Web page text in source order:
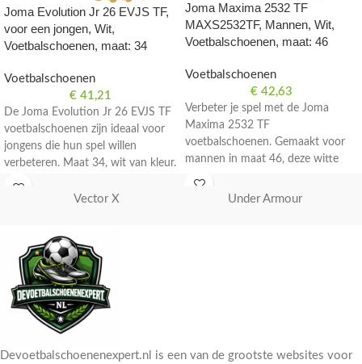
Joma Evolution Jr 26 EVJS TF,
voor een jongen, Wit,
Voetbalschoenen, maat: 34
Voetbalschoenen
€ 41,21
De Joma Evolution Jr 26 EVJS TF
voetbalschoenen zijn ideaal voor
jongens die hun spel willen
verbeteren. Maat 34, wit van kleur.
Joma Maxima 2532 TF
MAXS2532TF, Mannen, Wit,
Voetbalschoenen, maat: 46
Voetbalschoenen
€ 42,63
Verbeter je spel met de Joma
Maxima 2532 TF
voetbalschoenen. Gemaakt voor
mannen in maat 46, deze witte
Vector X Under Armour
Devoetbalschoenenexpert.nl is een van de grootste websites voor